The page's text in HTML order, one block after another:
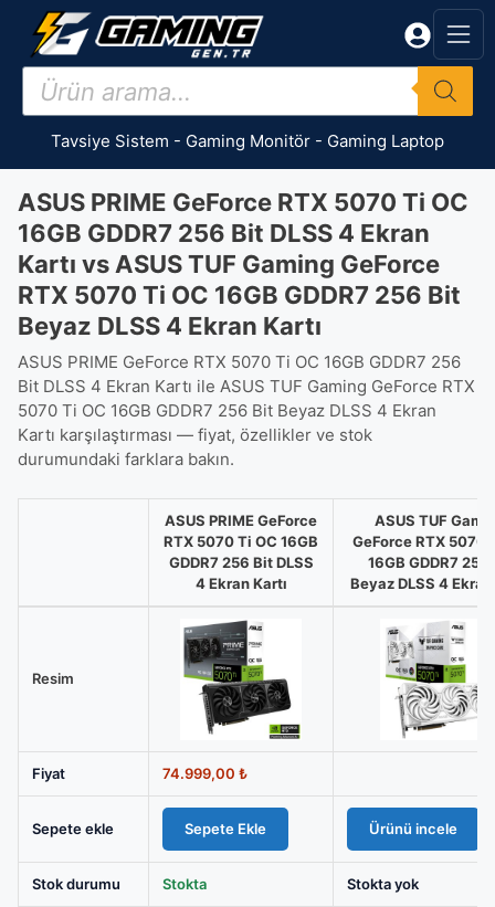
İçeriğe
Products
search
Tavsiye Sistem - Gaming Monitör - Gaming Laptop
ASUS PRIME GeForce RTX 5070 Ti OC
16GB GDDR7 256 Bit DLSS 4 Ekran
Kartı vs ASUS TUF Gaming GeForce
RTX 5070 Ti OC 16GB GDDR7 256 Bit
Beyaz DLSS 4 Ekran Kartı
ASUS PRIME GeForce RTX 5070 Ti OC 16GB GDDR7 256
Bit DLSS 4 Ekran Kartı ile ASUS TUF Gaming GeForce RTX
5070 Ti OC 16GB GDDR7 256 Bit Beyaz DLSS 4 Ekran
Kartı karşılaştırması — fiyat, özellikler ve stok
durumundaki farklara bakın.
GeForce
Ti
OC
GDDR7
256
Bit
ASUS PRIME GeForce
RTX 5070 Ti OC 16GB
GDDR7 256 Bit DLSS
4 Ekran Kartı
ASUS TUF
GeForce RTX 5070
16GB GDDR7 256
Beyaz DLSS 4 Ekran
Resim
Fiyat 74.999,00 ₺
Sepete ekle Sepete Ekle Ürünü incele
Stok durumu Stokta Stokta yok